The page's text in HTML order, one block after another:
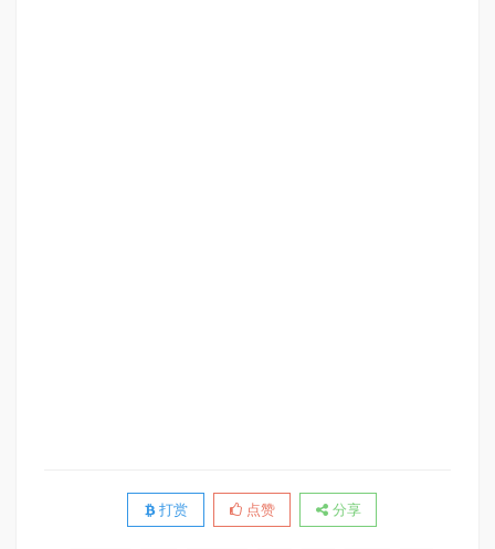
打赏 点赞 分享